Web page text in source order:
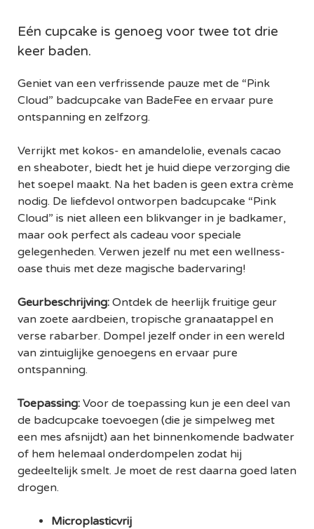
Eén cupcake is genoeg voor twee tot drie
keer baden.
Geniet van een verfrissende pauze met de “Pink
Cloud” badcupcake van BadeFee en ervaar pure
ontspanning en zelfzorg.
Verrijkt met kokos- en amandelolie, evenals cacao
en sheaboter, biedt het je huid diepe verzorging die
het soepel maakt. Na het baden is geen extra crème
nodig. De liefdevol ontworpen badcupcake “Pink
Cloud” is niet alleen een blikvanger in je badkamer,
maar ook perfect als cadeau voor speciale
gelegenheden. Verwen jezelf nu met een wellness-
oase thuis met deze magische badervaring!
Geurbeschrijving: Ontdek de heerlijk fruitige geur
van zoete aardbeien, tropische granaatappel en
verse rabarber. Dompel jezelf onder in een wereld
van zintuiglijke genoegens en ervaar pure
ontspanning.
Toepassing: Voor de toepassing kun je een deel van
de badcupcake toevoegen (die je simpelweg met
een mes afsnijdt) aan het binnenkomende badwater
of hem helemaal onderdompelen zodat hij
gedeeltelijk smelt. Je moet de rest daarna goed laten
drogen.
Microplasticvrij